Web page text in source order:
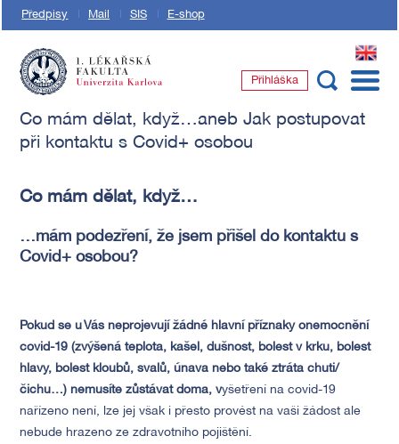
Předpisy Mail SIS E-shop
EN
Přihláška
Co mám dělat, když…aneb Jak postupovat
při kontaktu s Covid+ osobou
Co mám dělat, když…
…mám podezření, že jsem přišel do kontaktu s
Covid+ osobou?
Pokud se u Vás neprojevují žádné hlavní příznaky onemocnění
covid-19 (zvýšená teplota, kašel, dušnost, bolest v krku, bolest
hlavy, bolest kloubů, svalů, únava nebo také ztráta chuti/
čichu…) nemusíte zůstávat doma, vyšetření na covid-19
nařízeno není, lze jej však i přesto provést na vaši žádost ale
nebude hrazeno ze zdravotního pojištění.